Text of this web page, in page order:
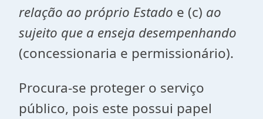
relação ao próprio Estado e (c) ao
sujeito que a enseja desempenhando
(concessionaria e permissionário).
Procura-se proteger o serviço
público, pois este possui papel